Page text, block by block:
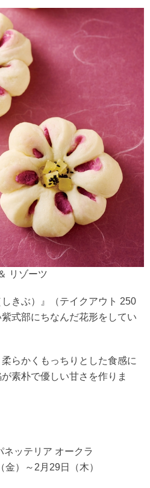
リゾーツ
きぶ）』（テイクアウト 250
式部にちなんだ花形をしてい
らかくもっちりとした食感に
素朴で優しい甘さを作りま
ネッテリア オークラ
）～2月29日（木）